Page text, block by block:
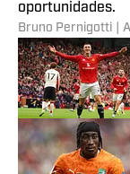
oportunidades.
Bruno Pernigotti